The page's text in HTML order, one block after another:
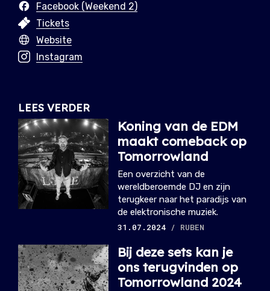
Facebook (Weekend 2)
Tickets
Website
Instagram
LEES VERDER
Koning van de EDM
maakt comeback op
Tomorrowland
Een overzicht van de
wereldberoemde DJ en zijn
terugkeer naar het paradijs van
de elektronische muziek.
31.07.2024 / RUBEN
Bij deze sets kan je
ons terugvinden op
Tomorrowland 2024